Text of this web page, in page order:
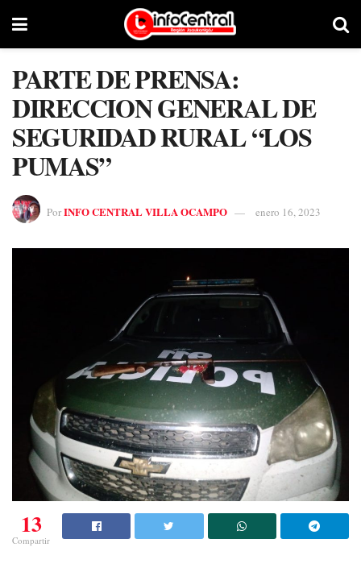
PARTE DE PRENSA:
DIRECCION GENERAL DE
SEGURIDAD RURAL “LOS
PUMAS”
PorINFO CENTRAL VILLA OCAMPO enero 16, 2023
13
Compartir